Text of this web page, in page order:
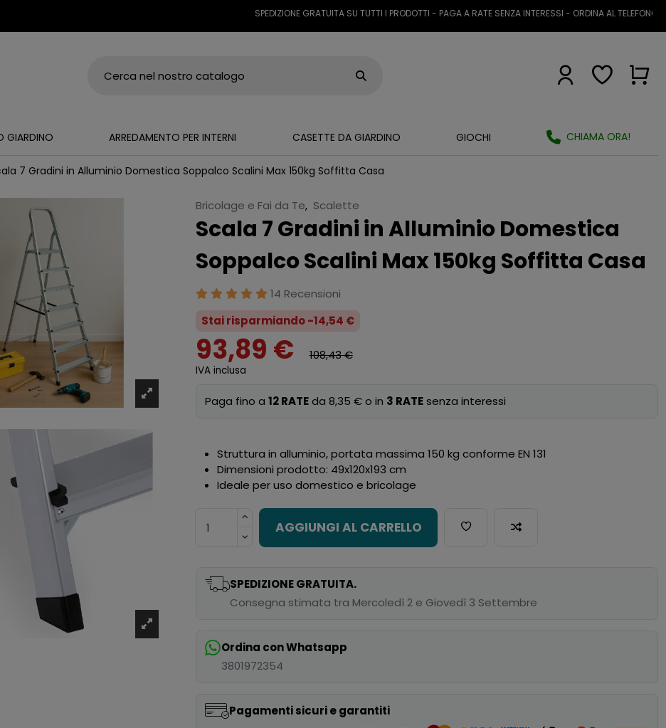
SPEDIZIONE GRATUITA SU TUTTI I PRODOTTI - PAGA A RATE SENZA INTERESSI - ORDINA AL TELEFONO O
GIARDINO ARREDAMENTO PER INTERNI CASETTE DA GIARDINO GIOCHI CHIAMA ORA!
7 Gradini in Alluminio Domestica Soppalco Scalini Max 150kg Soffitta Casa
Bricolage e Fai da Te, Scalette
Scala 7 Gradini in Alluminio Domestica
Soppalco Scalini Max 150kg Soffitta Casa
14 Recensioni
Stai risparmiando -14,54 €
93,89 € 108,43 €
IVA inclusa
Paga fino a12 RATEda 8,35 € o in 3 RATEsenza interessi
Struttura in alluminio, portata massima 150 kg conforme EN 131
Dimensioni prodotto: 49x120x193 cm
Ideale per uso domestico e bricolage
AGGIUNGI AL CARRELLO
SPEDIZIONE GRATUITA.
Consegna stimata tra Mercoledì 2 e Giovedì 3 Settembre
Ordina con Whatsapp
3801972354
Pagamenti sicuri e garantiti